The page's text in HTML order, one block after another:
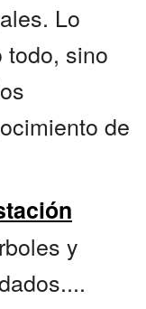
Lo
todo, sino
de
y